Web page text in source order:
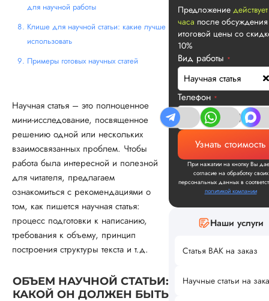
для научной работы
Клише для научной статьи: какие лучше
использовать
Примеры готовых научных статей
Научная статья – это полноценное
мини-исследование, посвященное
решению одной или нескольких
взаимосвязанных проблем. Чтобы
работа была интересной и полезной
для читателя, предлагаем
ознакомиться с рекомендациями о
том, как пишется научная статья:
процесс подготовки к написанию,
требования к объему, принцип
построения структуры текста и т.д.
ОБЪЕМ НАУЧНОЙ СТАТЬИ:
КАКОЙ ОН ДОЛЖЕН БЫТЬ
Предложение
часа после обсуждения
итоговой цены со
10%
Вид работы *
Научная статья
Телефон *
Узнать стоимость
При нажатии на кнопку Вы
согласие на обработку своих
персональных данных в
политикой компании
Наши услуги
Статья ВАК на заказ
Научные статьи на